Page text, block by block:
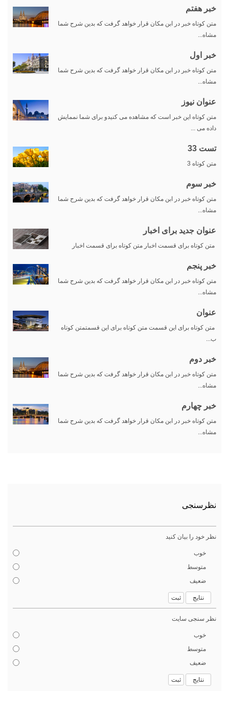
خبر هفتم
متن کوتاه خبر در ابن مکان قرار خواهد گرفت که بدین شرح شما
مشاه...
خبر اول
متن کوتاه خبر در ابن مکان قرار خواهد گرفت که بدین شرح شما
مشاه...
عنوان نیوز
متن کوتاه این خبر است که مشاهده می کنیدو برای شما نممایش
داده می ...
تست 33
متن کوتاه 3
خبر سوم
متن کوتاه خبر در ابن مکان قرار خواهد گرفت که بدین شرح شما
مشاه...
عنوان جدید برای اخبار
متن کوتاه برای قسمت اخبار متن کوتاه برای قسمت اخبار
خبر پنجم
متن کوتاه خبر در ابن مکان قرار خواهد گرفت که بدین شرح شما
مشاه...
عنوان
متن کوتاه برای این قسمت متن کوتاه برای این قسمتمتن کوتاه
ب...
خبر دوم
متن کوتاه خبر در ابن مکان قرار خواهد گرفت که بدین شرح شما
مشاه...
خبر چهارم
متن کوتاه خبر در ابن مکان قرار خواهد گرفت که بدین شرح شما
مشاه...
نظرسنجی
نظر خود را بیان کنید
خوب
متوسط
ضعیف
ثبت
نظر سنجی سایت
خوب
متوسط
ضعیف
ثبت